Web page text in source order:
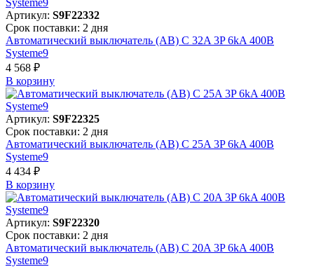
Артикул: S9F22332
Срок поставки: 2 дня
Автоматический выключатель (АВ) C 32A 3P 6kA 400В
Systeme9
4 568 ₽
В корзинy
Артикул: S9F22325
Срок поставки: 2 дня
Автоматический выключатель (АВ) C 25A 3P 6kA 400В
Systeme9
4 434 ₽
В корзинy
Артикул: S9F22320
Срок поставки: 2 дня
Автоматический выключатель (АВ) C 20A 3P 6kA 400В
Systeme9